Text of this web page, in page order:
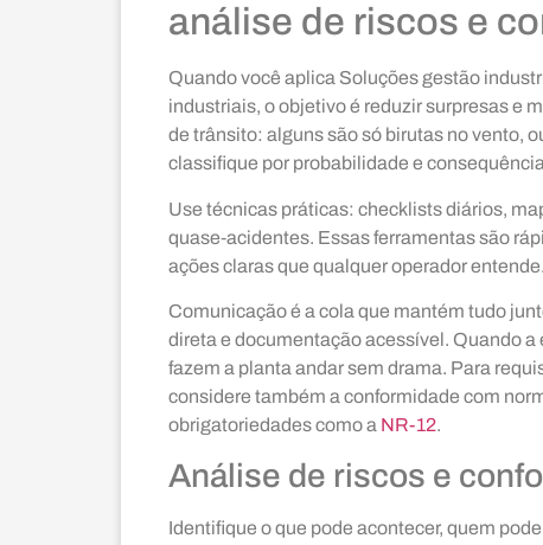
análise de riscos e
Quando você aplica Soluções gestão
industriais, o objetivo é reduzir surpresas e
de trânsito: alguns são só birutas no vento,
classifique por probabilidade e
Use técnicas práticas: checklists diários,
quase‑acidentes. Essas ferramentas são
ações claras que qualquer operador entende.
Comunicação é a cola que mantém tudo
direta e documentação acessível. Quando
fazem a planta andar sem drama. Para
considere também a conformidade com
obrigatoriedades como a NR-12.
Análise de riscos e
Identifique o que pode acontecer, quem